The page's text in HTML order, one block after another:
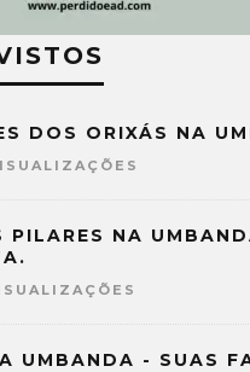
DOS ORIXÁS NA
PILARES NA
UMBANDA - SUAS